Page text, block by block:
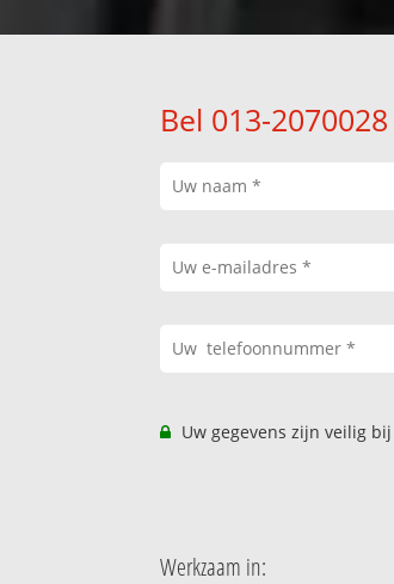
Bel 013-
Uw gegevens zijn veilig
Werkzaam in: